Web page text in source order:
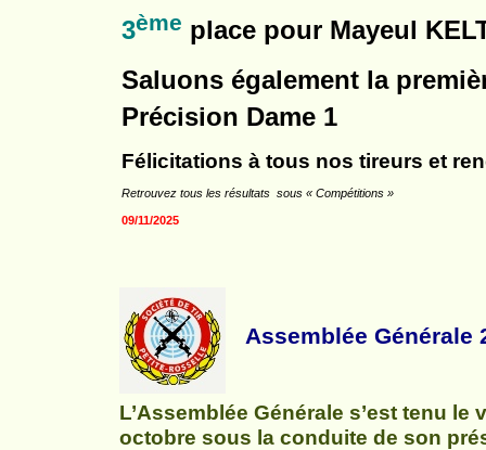
L’Assemblée Générale s’est tenu le
octobre sous la conduite de son
3ème place pour Mayeul
Saluons également la
Précision Dame 1
Félicitations à tous nos tireurs et
Retrouvez tous les résultats sous « Compétitions »
09/11/2025
Assemblée Générale